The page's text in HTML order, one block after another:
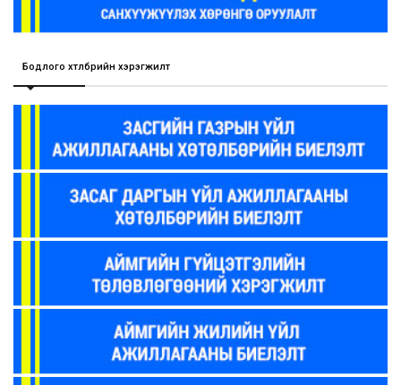
Бодлого хөтөлбөрийн хэрэгжилт